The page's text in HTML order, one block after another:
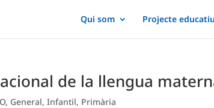
Qui som Projecte educatiu
de la llengua
, General,Infantil, Primària